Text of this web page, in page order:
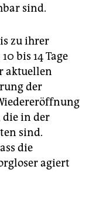
sind.
zu ihrer
bis 14 Tage
aktuellen
der
die in der
sind.
die
agiert